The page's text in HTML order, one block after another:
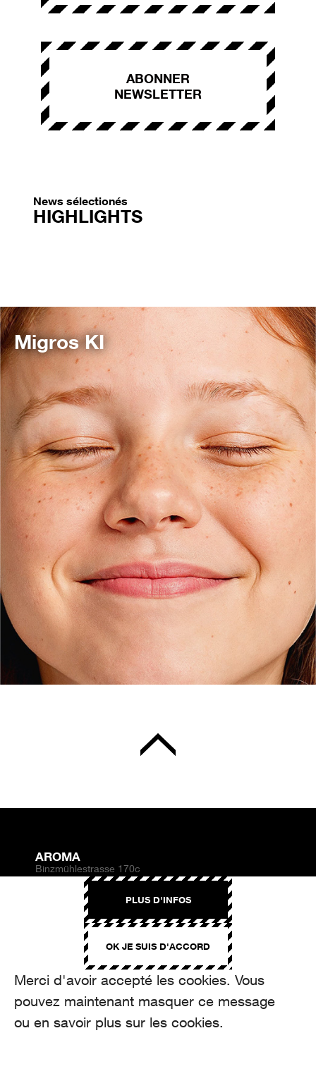
Merci d'avoir accepté les cookies. Vous
pouvez maintenant masquer ce message
ou en savoir plus sur les cookies.
OK JE SUIS D'ACCORD
PLUS D'INFOS
ABONNER
NEWSLETTER
News sélectionés
HIGHLIGHTS
Migros KI
AROMA
Binzmühlestrasse 170c
CH-8050 Zürich
CONTACT
hello@aroma.ch
Onlineformular
+41 44 208 12 29
FOLLOW US